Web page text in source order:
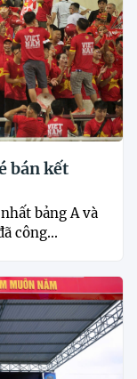
bán kết
bảng A và
công...